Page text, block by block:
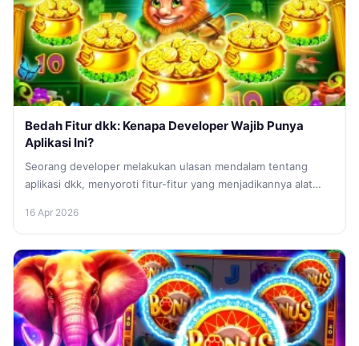
Bedah Fitur dkk: Kenapa Developer Wajib Punya
Aplikasi Ini?
Seorang developer melakukan ulasan mendalam tentang
aplikasi dkk, menyoroti fitur-fitur yang menjadikannya alat
16 Apr 2026